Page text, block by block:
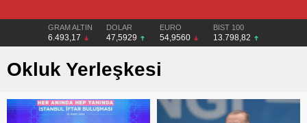
GRAM ALTIN
6.493,17
DOLAR
47,5929
EURO
54,9560
BIST 100
13.798,82
Okluk Yerleşkesi